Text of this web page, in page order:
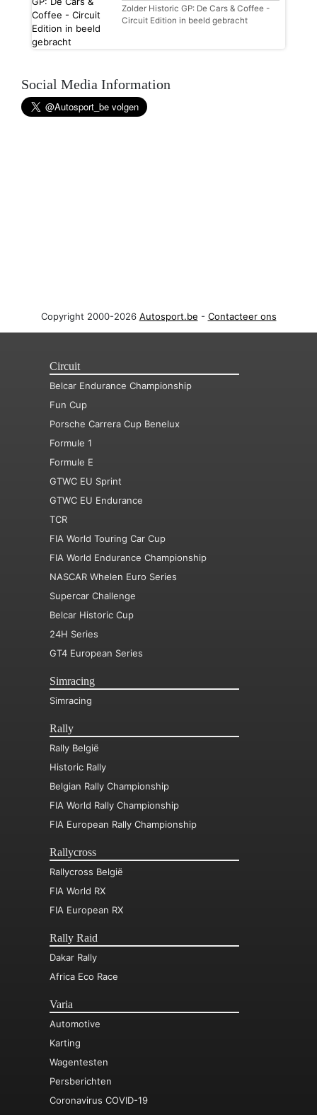
Zolder Historic GP: De Cars & Coffee -
Circuit Edition in beeld gebracht
Social Media Information
Copyright 2000-2026 Autosport.be - Contacteer ons
Circuit
Belcar Endurance Championship
Fun Cup
Porsche Carrera Cup Benelux
Formule 1
Formule E
GTWC EU Sprint
GTWC EU Endurance
TCR
FIA World Touring Car Cup
FIA World Endurance Championship
NASCAR Whelen Euro Series
Supercar Challenge
Belcar Historic Cup
24H Series
GT4 European Series
Simracing
Simracing
Rally
Rally België
Historic Rally
Belgian Rally Championship
FIA World Rally Championship
FIA European Rally Championship
Rallycross
Rallycross België
FIA World RX
FIA European RX
Rally Raid
Dakar Rally
Africa Eco Race
Varia
Automotive
Karting
Wagentesten
Persberichten
Coronavirus COVID-19